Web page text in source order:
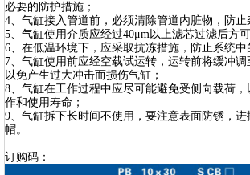
必要的防护措施；
4、气缸接入管道前，必须清除管道内脏物，防止
5、气缸使用介质应经过40μm以上滤芯过滤后方可
6、在低温环境下，应采取抗冻措施，防止系统中
7、气缸使用前应经空载试运转，运转前将缓冲调
以免产生过大冲击而损伤气缸；
8、气缸在工作过程中应尽可能避免受侧向载荷
作和使用寿命；
9、气缸拆下长时间不使用，要注意表面防锈，
帽。
订购码：